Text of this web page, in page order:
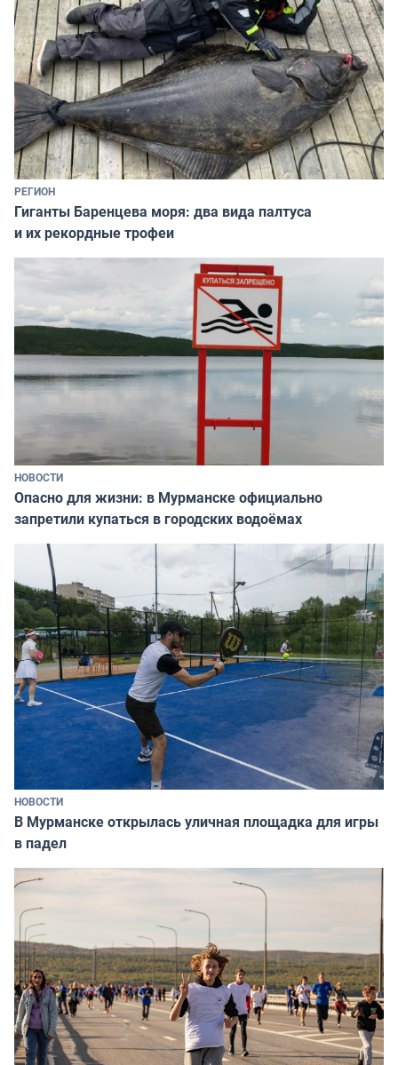
РЕГИОН
Гиганты Баренцева моря: два вида палтуса
и их рекордные трофеи
НОВОСТИ
Опасно для жизни: в Мурманске официально
запретили купаться в городских водоёмах
НОВОСТИ
В Мурманске открылась уличная площадка для игры
в падел